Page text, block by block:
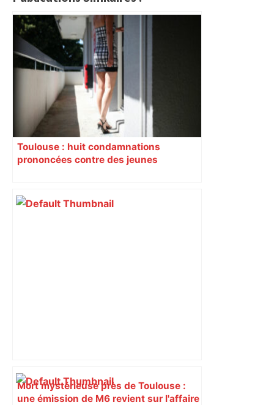
Toulouse : huit condamnations
prononcées contre des jeunes
Mort mystérieuse près de Toulouse :
une émission de M6 revient sur l'affaire